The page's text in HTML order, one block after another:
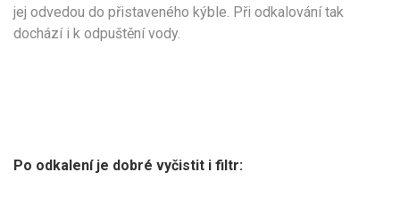
jej odvedou do přistaveného kýble. Při odkalování tak
dochází i k odpuštění vody.
Po odkalení je dobré vyčistit i filtr: